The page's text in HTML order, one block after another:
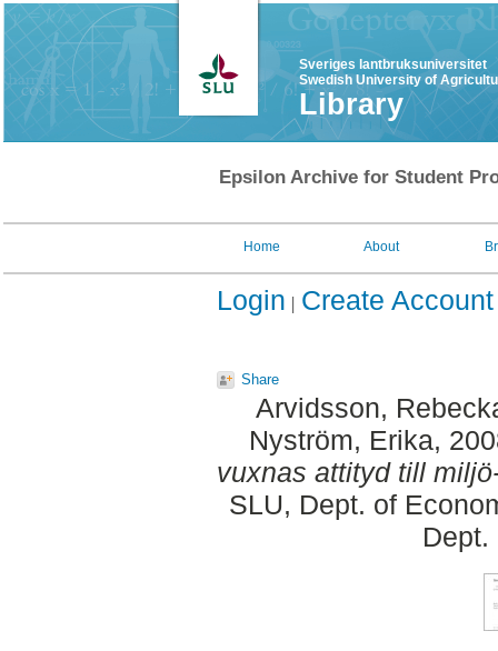
Sveriges lantbruksuniversitet
Swedish University of
Library
Epsilon Archive for Student
Home About
Login Create Account
Share
Arvidsson,
Nyström, Erika,
vuxnas attityd till
SLU, Dept. of